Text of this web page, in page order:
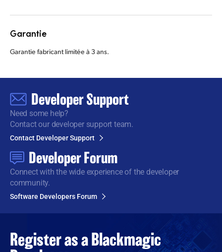
Garantie
Garantie fabricant limitée à 3 ans.
Developer Support
Need some help?
Contact our developer support team.
Contact Developer Support
Developer Forum
Connect with the wideexperience of the developer
community.
Software Developers Forum
Register as aBlackmagic